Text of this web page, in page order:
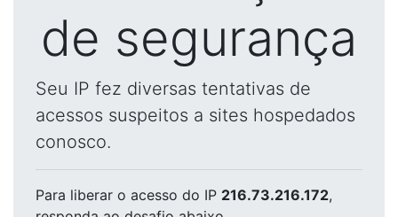
de segurança
Seu IP fez diversas tentativas de
acessos suspeitos a sites hospedados
conosco.
Para liberar o acesso do IP 216.73.216.172,